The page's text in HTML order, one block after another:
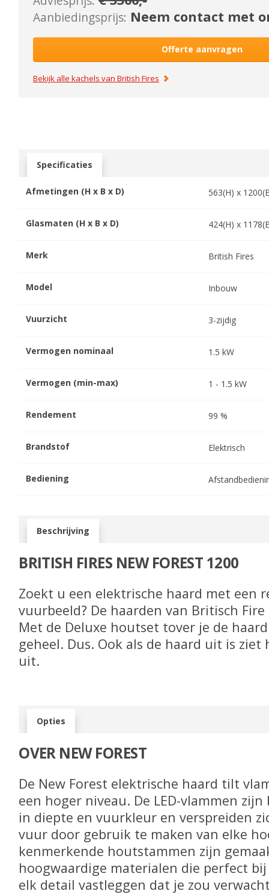
Aanbiedingsprijs: Neem contact met
Offerte aanvragen
Bekijk alle kachels vanBritish Fires
Specificaties
Afmetingen (H x B x D) 563(H) x 1200
Glasmaten (H x B x D) 424(H) x 1178
Merk British Fires
Model Inbouw
Vuurzicht 3-zijdig
Vermogen nominaal 1.5 kW
Vermogen (min-max) 1 - 1.5 kW
Rendement 99 %
Brandstof Elektrisch
Bediening
Beschrijving
BRITISH FIRES NEW FOREST 1200
Zoekt u een elektrische haard met een
vuurbeeld? De haarden van Britisch
Met de Deluxe houtset tover je de
geheel. Dus. Ook als de haard uit is
uit.
Opties
OVER NEW FOREST
De New Forest elektrische haard tilt
een hoger niveau. De LED-vlammen
in diepte en vuurkleur en verspreiden
vuur door gebruik te maken van elke
kenmerkende houtstammen zijn
hoogwaardige materialen die perfect
elk detail vastleggen dat je zou